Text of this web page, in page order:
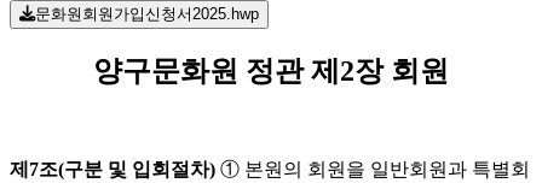
문화원회원가입신청서2025.hwp
양구문화원 정관 제2장 회원
제 7조(구분 및 입회절차) ① 본원의 회원을 일반회원과 특별회